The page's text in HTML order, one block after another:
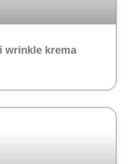
wrinkle krema